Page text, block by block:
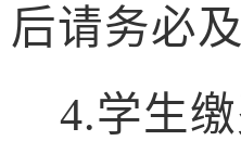
后请务必
4.学生